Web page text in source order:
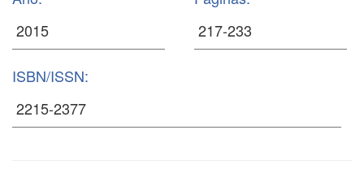
ISBN/ISSN: